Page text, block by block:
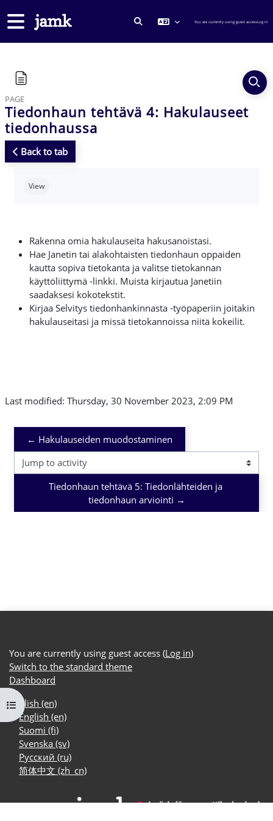
Side panel
TOGGLE SEARCH INPUT
You are currently using guest accessLog in
Open course index
PAGE
Tiedonhaun tehtävä 4: Hakulauseet
tiedonhaussa
Back to tab
View
Rakenna omia hakulauseita hakusanoistasi.
Hae Janetin tai alakohtaisten tiedonhaun oppaiden
kautta sopiva tietokanta ja valitse tietokannan
käyttöliittymä -linkki. Muista kirjautua Janetiin
saadaksesi kokotekstit.
Kirjaa Selvitys tiedonhankinnasta -työpaperiin joitakin
hakulauseitasi ja missä tietokannoissa niitä kokeilit.
Last modified: Thursday, 30 November 2023, 2:09 PM
← Hakulauseiden muodostaminen
Jump to activity
Tiedonhaun tehtävä 5: Tiedonlähteiden ja
tiedonhaun arviointi →
You are currently using guest access (Log in)
Switch to the standard theme
Dashboard
English ‎(en)‎
English ‎(en)‎
Suomi ‎(fi)‎
Svenska ‎(sv)‎
Русский ‎(ru)‎
简体中文 ‎(zh_cn)‎